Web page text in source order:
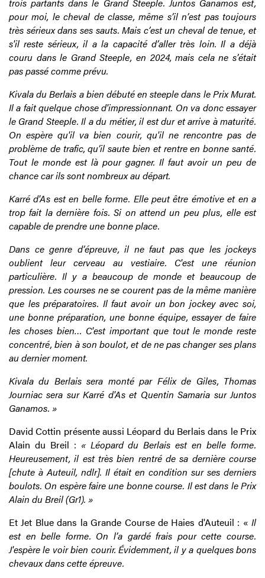
pour moi, le cheval de classe, même s’il n’est pas toujours
très sérieux dans ses sauts. Mais c’est un cheval de tenue, et
s'il reste sérieux, il a la capacité d’aller très loin. Il a déjà
couru dans le Grand Steeple, en 2024, mais cela ne s’était
pas passé comme prévu.
Kivala du Berlais a bien débuté en steeple dans le Prix Murat.
Il a fait quelque chose d'impressionnant. On va donc essayer
le Grand Steeple. Il a du métier, il est dur et arrive à maturité.
On espère qu'il va bien courir, qu'il ne rencontre pas de
problème de trafic, qu’il saute bien et rentre en bonne santé.
Tout le monde est là pour gagner. Il faut avoir un peu de
chance car ils sont nombreux au départ.
Karré d'As est en belle forme. Elle peut être émotive et en a
trop fait la dernière fois. Si on attend un peu plus, elle est
capable de prendre une bonne place.
Dans ce genre d’épreuve, il ne faut pas que les jockeys
oublient leur cerveau au vestiaire. C'est une réunion
particulière. Il y a beaucoup de monde et beaucoup de
pression. Les courses ne se courent pas de la même manière
que les préparatoires. Il faut avoir un bon jockey avec soi,
une bonne préparation, une bonne équipe, essayer de faire
les choses bien… C'est important que tout le monde reste
concentré, bien à son boulot, et de ne pas changer ses plans
au dernier moment.
Kivala du Berlais sera monté par Félix de Giles, Thomas
Journiac sera sur Karré d'As et Quentin Samaria sur Juntos
Ganamos. »
David Cottin présente aussi Léopard du Berlais dans le Prix
Alain du Breil : « Léopard du Berlais est en belle forme.
Heureusement, il est très bien rentré de sa dernière course
[chute à Auteuil, ndlr]. Il était en condition sur ses derniers
boulots. On espère faire une bonne course. Il est dans le Prix
Alain du Breil (Gr1). »
Et Jet Blue dans la Grande Course de Haies d'Auteuil : « Il
est en belle forme. On l’a gardé frais pour cette course.
J'espère le voir bien courir. Évidemment, il y a quelques bons
chevaux dans cette épreuve.